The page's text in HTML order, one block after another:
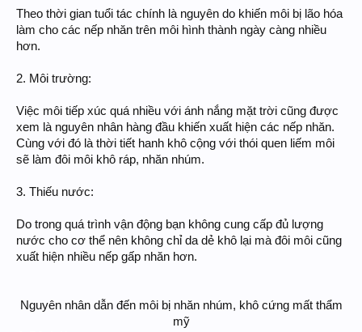
Theo thời gian tuổi tác chính là nguyên do khiến môi bị lão hóa
làm cho các nếp nhăn trên môi hình thành ngày càng nhiều
hơn.
2. Môi trường:
Việc môi tiếp xúc quá nhiều với ánh nắng mặt trời cũng được
xem là nguyên nhân hàng đầu khiến xuất hiện các nếp nhăn.
Cùng với đó là thời tiết hanh khô cộng với thói quen liếm môi
sẽ làm đôi môi khô ráp, nhăn nhúm.
3. Thiếu nước:
Do trong quá trình vận động bạn không cung cấp đủ lượng
nước cho cơ thể nên không chỉ da dẻ khô lại mà đôi môi cũng
xuất hiện nhiều nếp gấp nhăn hơn.
Nguyên nhân dẫn đến môi bị nhăn nhúm, khô cứng mất thẩm
mỹ